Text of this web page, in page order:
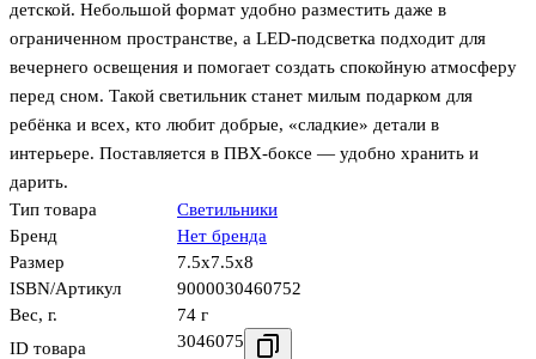
детской. Небольшой формат удобно разместить даже в
ограниченном пространстве, а LED-подсветка подходит для
вечернего освещения и помогает создать спокойную атмосферу
перед сном. Такой светильник станет милым подарком для
ребёнка и всех, кто любит добрые, «сладкие» детали в
интерьере. Поставляется в ПВХ-боксе — удобно хранить и
дарить.
Тип товара
Светильники
Бренд
Нет бренда
Размер
7.5x7.5x8
ISBN/Артикул
9000030460752
Вес, г.
74 г
ID товара
3046075